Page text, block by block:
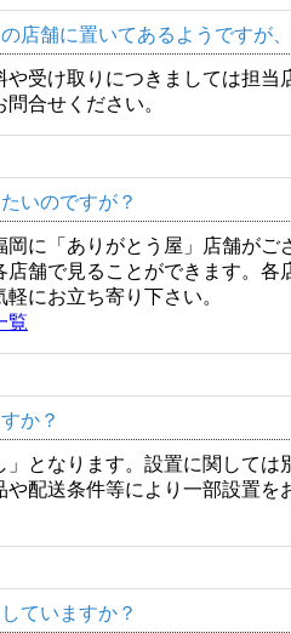
店舗に置いてあるようですが
や受け取りにつきましては担
合せください。
いのですが？
岡に「ありがとう屋」店舗が
店舗で見ることができます。
にお立ち寄り下さい。
覧
か？
」となります。設置に関して
や配送条件等により一部設置
ていますか？